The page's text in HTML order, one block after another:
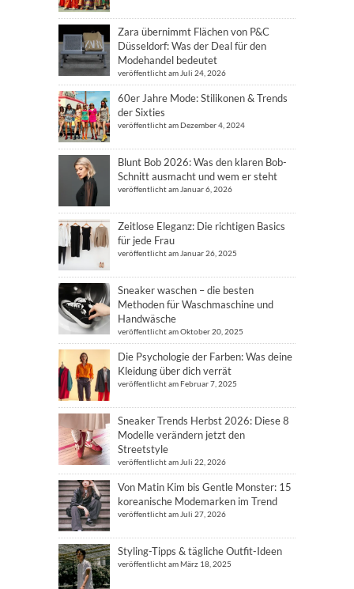
Zara übernimmt Flächen von P&C
Düsseldorf: Was der Deal für den
Modehandel bedeutet
veröffentlicht am Juli 24, 2026
60er Jahre Mode: Stilikonen & Trends
der Sixties
veröffentlicht am Dezember 4, 2024
Blunt Bob 2026: Was den klaren Bob-
Schnitt ausmacht und wem er steht
veröffentlicht am Januar 6, 2026
Zeitlose Eleganz: Die richtigen Basics
für jede Frau
veröffentlicht am Januar 26, 2025
Sneaker waschen – die besten
Methoden für Waschmaschine und
Handwäsche
veröffentlicht am Oktober 20, 2025
Die Psychologie der Farben: Was deine
Kleidung über dich verrät
veröffentlicht am Februar 7, 2025
Sneaker Trends Herbst 2026: Diese 8
Modelle verändern jetzt den
Streetstyle
veröffentlicht am Juli 22, 2026
Von Matin Kim bis Gentle Monster: 15
koreanische Modemarken im Trend
veröffentlicht am Juli 27, 2026
Styling-Tipps & tägliche Outfit-Ideen
veröffentlicht am März 18, 2025